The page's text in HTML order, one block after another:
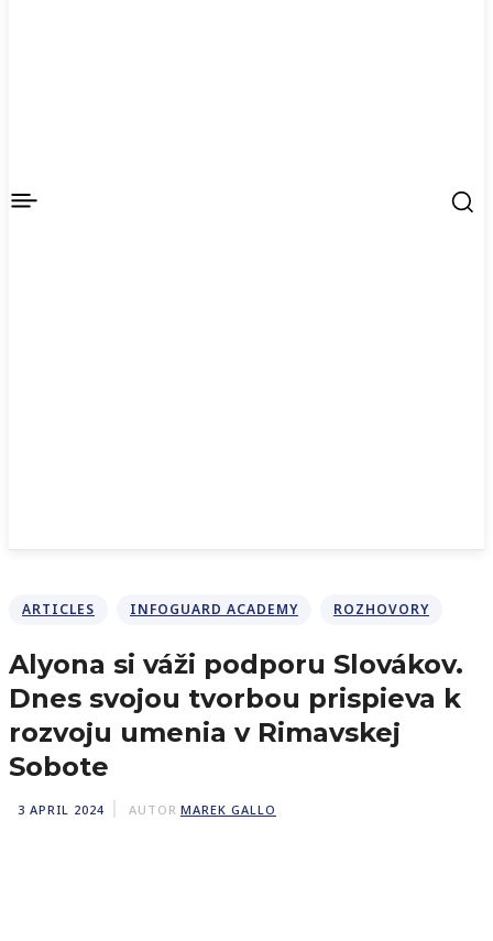
ARTICLES INFOGUARD ACADEMY ROZHOVORY
Alyona si váži podporu Slovákov.
Dnes svojou tvorbou prispieva k
rozvoju umenia v Rimavskej
Sobote
3 APRIL 2024 AUTOR MAREK GALLO